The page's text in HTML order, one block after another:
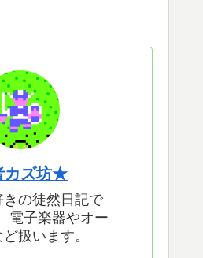
カズ坊★
きの徒然日記で
電子楽器やオー
扱います。